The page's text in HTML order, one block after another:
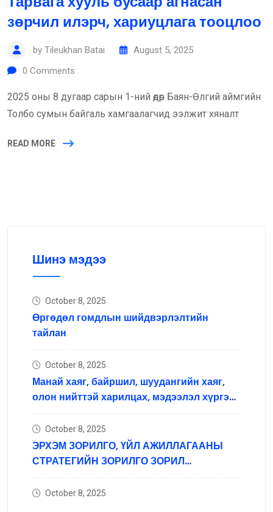
зөрчил илэрч, хариуцлага тооцлоо
by Tileukhan Batai
August 5, 2025
0 Comments
2025 оны 8 дугаар сарын 1-ний өдөр Баян-Өлгий аймгийн
Толбо сумын байгаль хамгаалагчид ээлжит хяналт
READ MORE
Шинэ мэдээ
October 8, 2025
Өргөдөл гомдлын шийдвэрлэлтийн
тайлан
October 8, 2025
Манай хаяг, байршил, шуудангийн хаяг,
олон нийттэй харилцах, мэдээлэл хүргэх
October 8, 2025
ЭРХЭМ ЗОРИЛГО, ҮЙЛ АЖИЛЛАГААНЫ
СТРАТЕГИЙН ЗОРИЛГО ЗОРИЛ
October 8, 2025